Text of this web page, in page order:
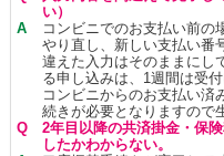
い）
A
コンビニでのお支払い前の
やり直し、新しい支払い番
違えた入力はそのままにし
る申し込みは、1週間は受付
コンビニからのお支払い済
続きが必要となりますので
Q 2年目以降の共済掛金・保
したかわからない。